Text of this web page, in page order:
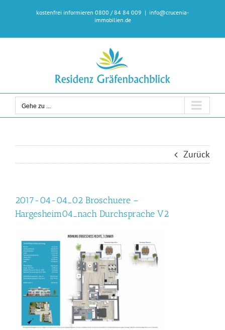
kostenfrei informieren 0800 / 84 84 009 | info@crucenia-
immobilien.de
Gehe zu ...
Zurück
2017-04-04_02 Broschuere –
Hargesheim04_nach Durchsprache V2